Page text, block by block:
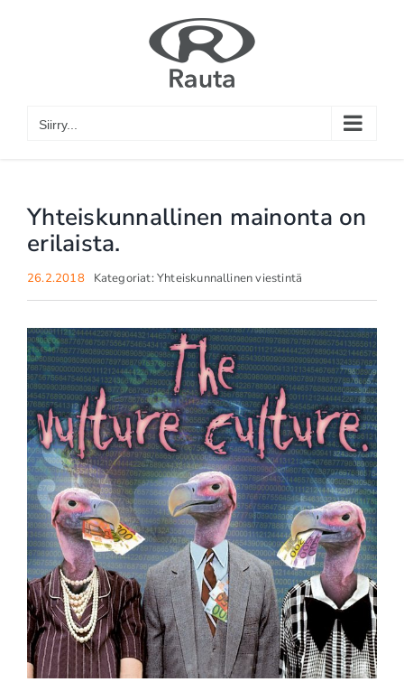
Siirry...
Yhteiskunnallinen mainonta on
erilaista.
26.2.2018 Kategoriat:Yhteiskunnallinen viestintä